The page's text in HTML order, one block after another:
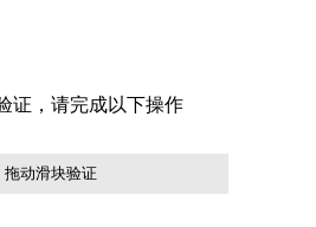
拖动滑块验证